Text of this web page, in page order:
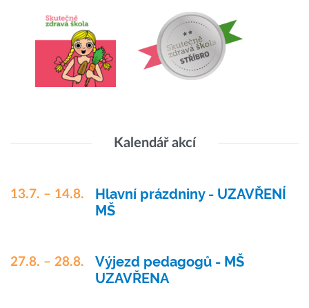
Kalendář akcí
13.7. – 14.8.
Hlavní prázdniny - UZAVŘENÍ
MŠ
27.8. – 28.8.
Výjezd pedagogů - MŠ
UZAVŘENA